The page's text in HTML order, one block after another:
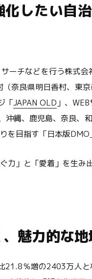
化したい自
ーチなどを行う株式
奈良県明日香村、東
「JAPAN OLD 」、
沖縄、鹿児島、奈良、
を目指す「日本版
力」と「愛着」を生み
魅力的な
21.8％増の2403万人